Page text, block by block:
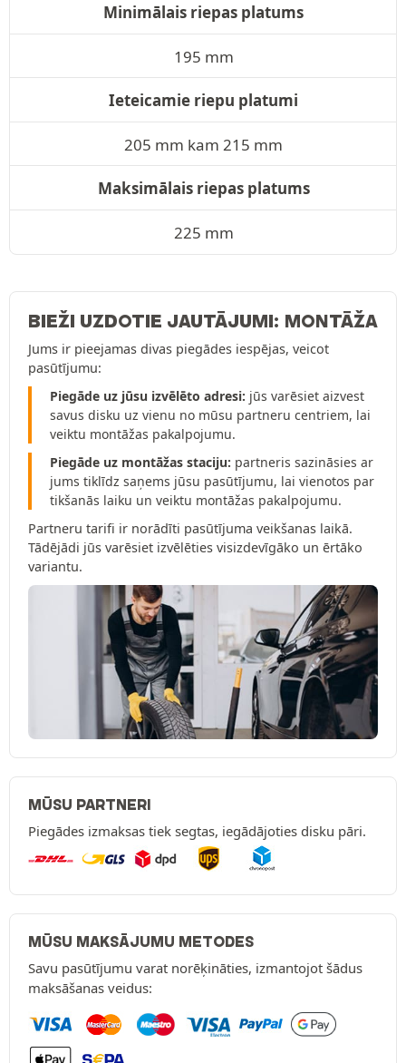
Minimālais riepas platums
195 mm
Ieteicamie riepu platumi
205 mm kam 215 mm
Maksimālais riepas platums
225 mm
BIEŽI UZDOTIE JAUTĀJUMI: MONTĀŽA
Jums ir pieejamas divas piegādes iespējas, veicot
pasūtījumu:
Piegāde uz jūsu izvēlēto adresi: jūs varēsiet aizvest
savus disku uz vienu no mūsu partneru centriem, lai
veiktu montāžas pakalpojumu.
Piegāde uz montāžas staciju: partneris sazināsies ar
jums tiklīdz saņems jūsu pasūtījumu, lai vienotos par
tikšanās laiku un veiktu montāžas pakalpojumu.
Partneru tarifi ir norādīti pasūtījuma veikšanas laikā.
Tādējādi jūs varēsiet izvēlēties visizdevīgāko un ērtāko
variantu.
MŪSU PARTNERI
Piegādes izmaksas tiek segtas, iegādājoties disku pāri.
MŪSU MAKSĀJUMU METODES
Savu pasūtījumu varat norēķināties, izmantojot šādus
maksāšanas veidus: